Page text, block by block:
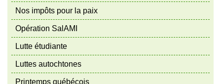
Nos impôts pour la paix
Opération SalAMI
Lutte étudiante
Luttes autochtones
Printemps québécois